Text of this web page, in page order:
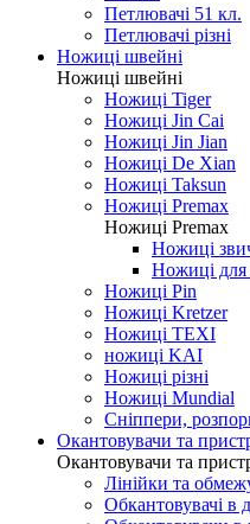
Петлювачі 51 кл.
Петлювачі різні
Ножиці швейні
Ножиці швейні
Ножиці Tiger
Ножиці Jin Cai
Ножиці Jin Jian
Ножиці De Xian
Ножиці Taksun
Ножиці Premax
Ножиці Premax
Ножиці
Ножиці для
Ножиці Pin
Ножиці Kretzer
Ножиці TEXI
ножиці KAI
Ножиці різні
Ножиці Mundial
Сніппери,
Окантовувачи та
Окантовувачи та
Лінійки та
Обкантовувачі в